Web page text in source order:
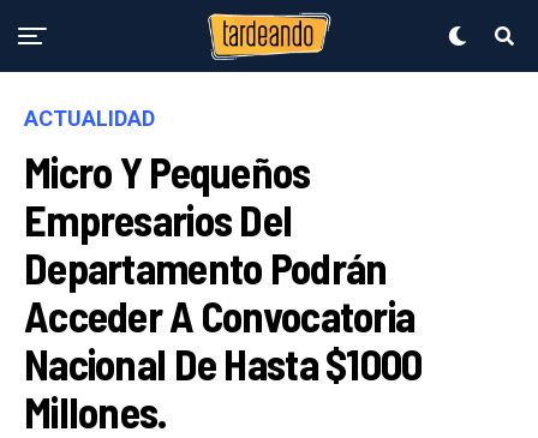
ACTUALIDAD
Micro Y Pequeños
Empresarios Del
Departamento Podrán
Acceder A Convocatoria
Nacional De Hasta $1000
Millones.